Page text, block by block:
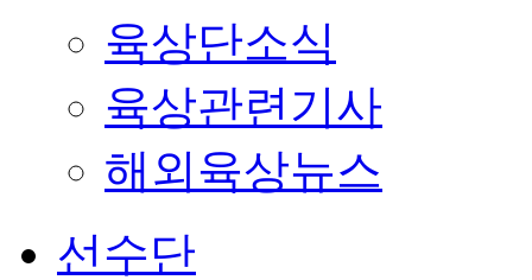
육상단소식
육상관련기사
해외육상뉴스
선수단